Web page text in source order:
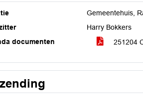
Gemeentehuis,
Harry Bokkers
documenten
251204